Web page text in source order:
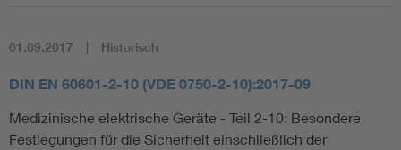
01.09.2017 Historisch
DIN EN 60601-2-10 (VDE 0750-2-10):2017-09
Medizinische elektrische Geräte - Teil 2-10: Besondere
Festlegungen für die Sicherheit einschließlich der